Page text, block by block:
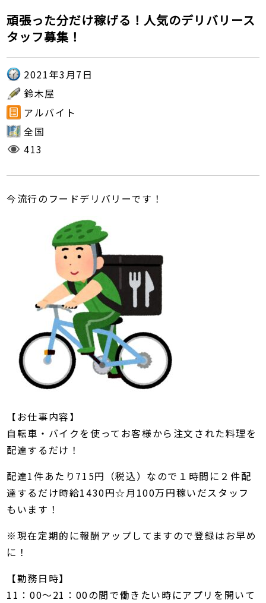
頑張った分だけ稼げる！人気のデリバリース
タッフ募集！
2021年3月7日
鈴木屋
アルバイト
全国
413
今流行のフードデリバリーです！
【お仕事内容】
自転車・バイクを使ってお客様から注文された料理を
配達するだけ！
配達1件あたり715円（税込）なので１時間に２件配
達するだけ時給1430円☆月100万円稼いだスタッフ
もいます！
※現在定期的に報酬アップしてますので登録はお早め
に！
【勤務日時】
11：00～21：00の間で働きたい時にアプリを開いて